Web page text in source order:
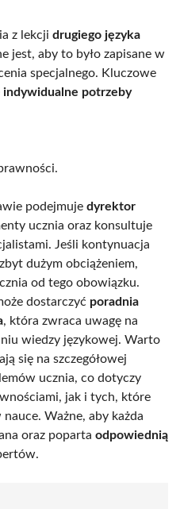
z lekcji drugiego języka
jest, aby to było zapisane w
specjalnego. Kluczowe
indywidualne potrzeby
podejmuje dyrektor
ucznia oraz konsultuje
Jeśli kontynuacja
dużym obciążeniem,
od tego obowiązku.
dostarczyć poradnia
, która zwraca uwagę na
wiedzy językowej. Warto
się na szczegółowej
ucznia, co dotyczy
jak i tych, które
Ważne, aby każda
oraz poparta odpowiednią